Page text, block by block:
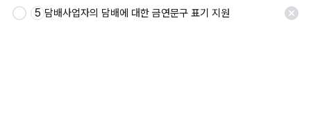
5 담배사업자의 담배에 대한 금연문구 표기 지원